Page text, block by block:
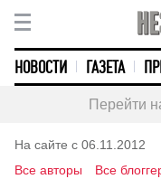
НОВОСТИ ГАЗЕТА
Перейти
На сайте с 06.11.2012
Все авторы
Все